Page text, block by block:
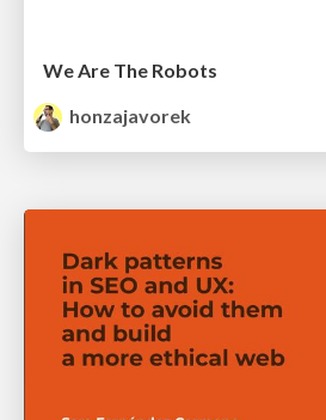
We Are The Robots
honzajavorek